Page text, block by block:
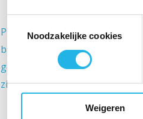
Noodzakelijke cookies
Weigeren
Preferentiebeleid en
bijbetaling voor
geneesmiddelen, hoe
zit dat? (artikel)